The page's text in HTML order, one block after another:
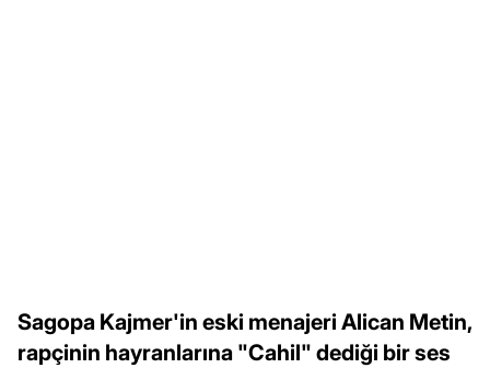
Sagopa Kajmer'in eski menajeri Alican Metin,
rapçinin hayranlarına "Cahil" dediği bir ses